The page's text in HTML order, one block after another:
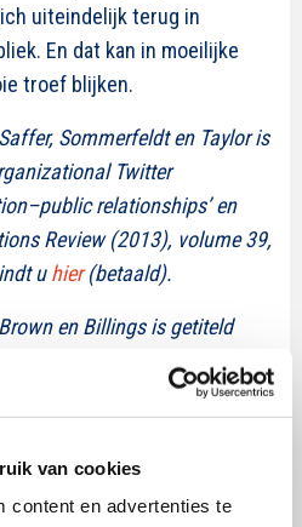
van cookies
content en advertenties te
uiteindelijk terug in
En dat kan in moeilijke
troef blijken.
Sommerfeldt en Taylor is
Twitter
relationships’ en
Review (2013), volume 39,
uhier(betaald).
en Billings is getiteld
on social media
Public Relations Review